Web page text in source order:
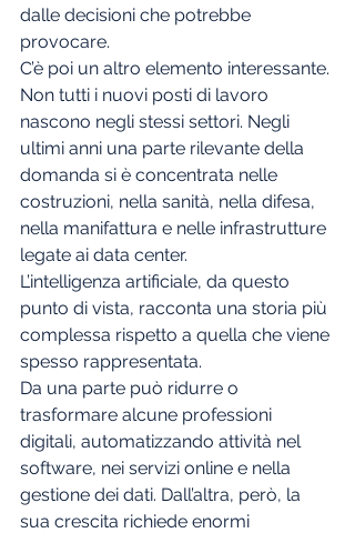
dalle decisioni che potrebbe
provocare.
C’è poi un altro elemento interessante.
Non tutti i nuovi posti di lavoro
nascono negli stessi settori. Negli
ultimi anni una parte rilevante della
domanda si è concentrata nelle
costruzioni, nella sanità, nella difesa,
nella manifattura e nelle infrastrutture
legate ai data center.
L’intelligenza artificiale, da questo
punto di vista, racconta una storia più
complessa rispetto a quella che viene
spesso rappresentata.
Da una parte può ridurre o
trasformare alcune professioni
digitali, automatizzando attività nel
software, nei servizi online e nella
gestione dei dati. Dall’altra, però, la
sua crescita richiede enormi